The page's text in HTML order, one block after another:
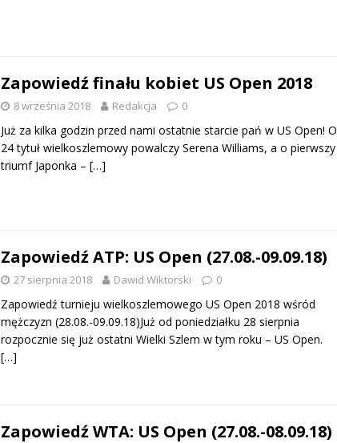
Zapowiedź finału kobiet US Open 2018
8 września 2018 Redakcja 0
Już za kilka godzin przed nami ostatnie starcie pań w US Open! O
24 tytuł wielkoszlemowy powalczy Serena Williams, a o pierwszy
triumf Japonka – […]
Zapowiedź ATP: US Open (27.08.-09.09.18)
27 sierpnia 2018 Dawid Wiktorski 0
Zapowiedź turnieju wielkoszlemowego US Open 2018 wśród
mężczyzn (28.08.-09.09.18)Już od poniedziałku 28 sierpnia
rozpocznie się już ostatni Wielki Szlem w tym roku – US Open.
[…]
Zapowiedź WTA: US Open (27.08.-08.09.18)